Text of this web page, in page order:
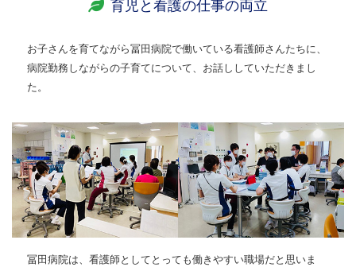
育児と看護の仕事の両立
お子さんを育てながら冨田病院で働いている看護師さんたちに、
病院勤務しながらの子育てについて、お話ししていただきまし
た。
冨田病院は、看護師としてとっても働きやすい職場だと思いま